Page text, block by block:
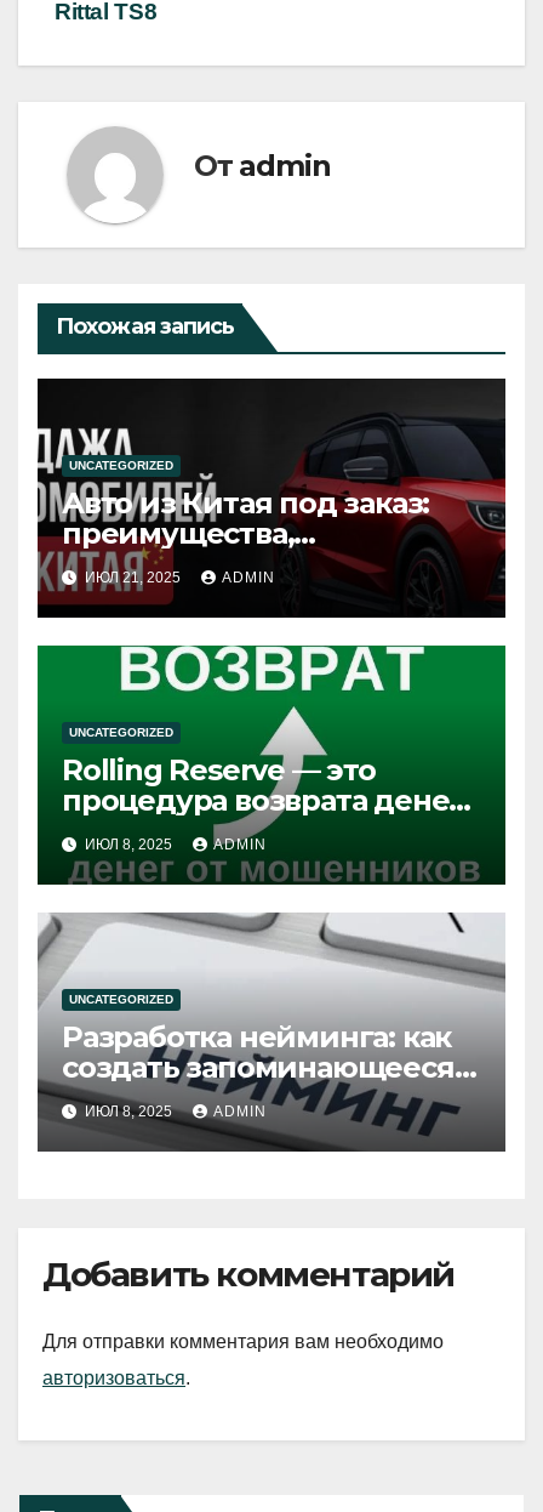
Rittal TS8
От admin
Похожая запись
UNCATEGORIZED
Авто из Китая под заказ:
преимущества,
особенности и советы по
выбору
ИЮЛ 21, 2025 ADMIN
UNCATEGORIZED
Rolling Reserve — это
процедура возврата денег
из брокерских компаний
ИЮЛ 8, 2025 ADMIN
UNCATEGORIZED
Разработка нейминга: как
создать запоминающееся
имя для бренда
ИЮЛ 8, 2025 ADMIN
Добавить комментарий
Для отправки комментария вам необходимо
авторизоваться.